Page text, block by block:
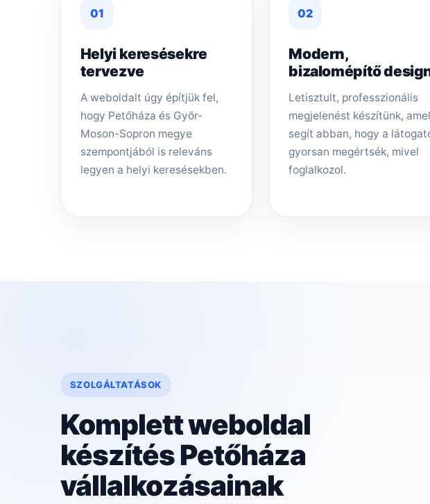
01
Helyi keresésekre
tervezve
A weboldalt úgy építjük fel,
hogy Petőháza és Győr-
Moson-Sopron megye
szempontjából is releváns
legyen a helyi keresésekben.
02
Modern,
bizalomépítő
Letisztult, professzionális
megjelenést készítünk,
segít abban, hogy a
gyorsan megértsék, mivel
foglalkozol.
SZOLGÁLTATÁSOK
Komplett weboldal
készítés Petőháza
vállalkozásainak